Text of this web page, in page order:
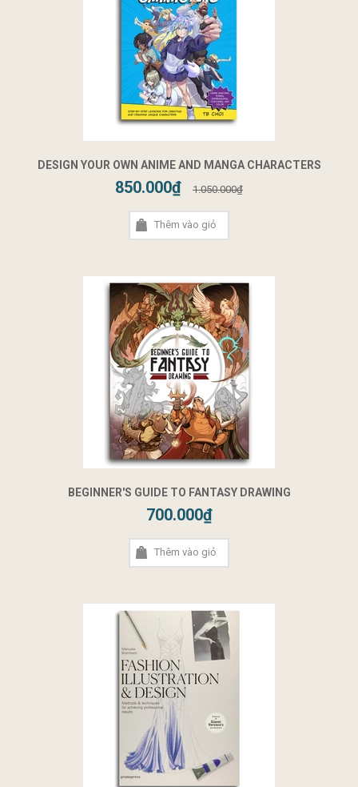
DESIGN YOUR OWN ANIME AND MANGA CHARACTERS
850.000₫ 1.050.000₫
Thêm vào giỏ
BEGINNER'S GUIDE TO FANTASY DRAWING
700.000₫
Thêm vào giỏ